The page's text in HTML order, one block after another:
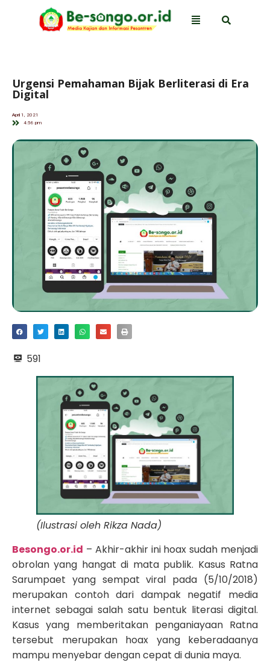
Urgensi Pemahaman Bijak Berliterasi di Era
Digital
April 1, 2021
4:56 pm
591
(Ilustrasi oleh Rikza Nada)
Besongo.or.id – Akhir-akhir ini hoax sudah menjadi
obrolan yang hangat di mata publik. Kasus Ratna
Sarumpaet yang sempat viral pada (5/10/2018)
merupakan contoh dari dampak negatif media
internet sebagai salah satu bentuk literasi digital.
Kasus yang memberitakan penganiayaan Ratna
tersebut merupakan hoax yang keberadaanya
mampu menyebar dengan cepat di dunia maya.